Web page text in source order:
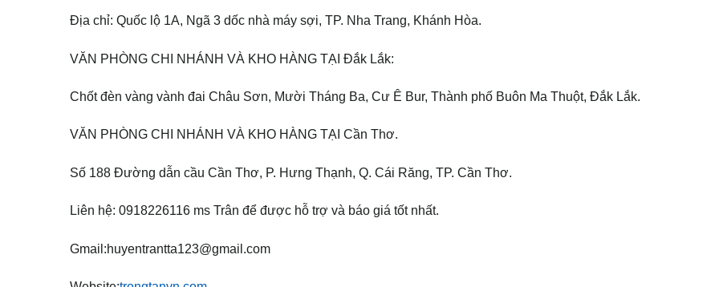
Địa chỉ: Quốc lộ 1A, Ngã 3 dốc nhà máy sợi, TP. Nha Trang, Khánh Hòa.
VĂN PHÒNG CHI NHÁNH VÀ KHO HÀNG TẠI Đắk Lắk:
Chốt đèn vàng vành đai Châu Sơn, Mười Tháng Ba, Cư Ê Bur, Thành phố Buôn Ma Thuột, Đắk Lắk.
VĂN PHÒNG CHI NHÁNH VÀ KHO HÀNG TẠI Cần Thơ.
Số 188 Đường dẫn cầu Cần Thơ, P. Hưng Thạnh, Q. Cái Răng, TP. Cần Thơ.
Liên hệ: 0918226116 ms Trân để được hỗ trợ và báo giá tốt nhất.
Gmail:huyentrantta123@gmail.com